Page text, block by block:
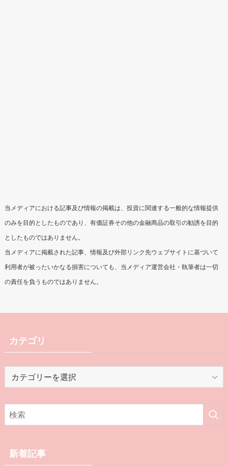
当メディアにおける記事及び情報の掲載は、投資に関連する一般的な情報提供
のみを目的としたものであり、有価証券その他の金融商品の取引の勧誘を目的
としたものではありません。
当メディアに掲載された記事、情報及び外部リンク先ウェブサイトに基づいて
利用者が被ったいかなる損害についても、当メディア運営会社・執筆者は一切
の責任を負うものではありません。
カテゴリ
リ
新着記事